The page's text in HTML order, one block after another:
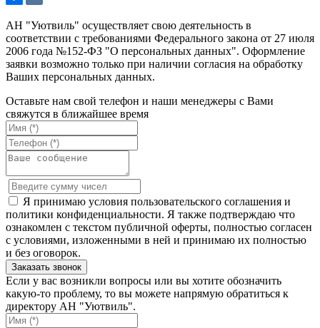
АН "Уютвиль" осуществляет свою деятельность в
соответствии с требованиями Федерального закона от 27 июля
2006 года №152-ФЗ "О персональных данных". Оформление
заявки возможно только при наличии согласия на обработку
Ваших персональных данных.
Оставьте нам свой телефон и наши менеджеры с Вами
свяжутся в ближайшее время
Я принимаю условия пользовательского соглашения и
политики конфиденциальности. Я также подтверждаю что
ознакомлен с текстом публичной оферты, полностью согласен
с условиями, изложенными в ней и принимаю их полностью
и без оговорок.
Если у вас возникли вопросы или вы хотите обозначить
какую-то проблему, то вы можете напрямую обратиться к
директору АН "Уютвиль".